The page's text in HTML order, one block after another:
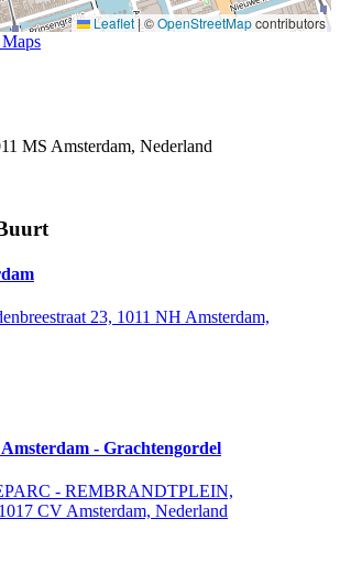
Leaflet|©OpenStreetMapcontributors
MS Amsterdam, Nederland
23, 1011 NH Amsterdam,
- Grachtengordel
- REMBRANDTPLEIN,
CV Amsterdam, Nederland